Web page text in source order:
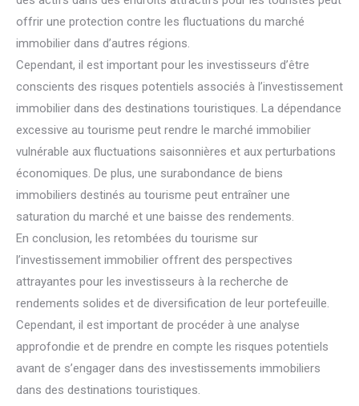
offrir une protection contre les fluctuations du marché
immobilier dans d’autres régions.
Cependant, il est important pour les investisseurs d’être
conscients des risques potentiels associés à l’investissement
immobilier dans des destinations touristiques. La dépendance
excessive au tourisme peut rendre le marché immobilier
vulnérable aux fluctuations saisonnières et aux perturbations
économiques. De plus, une surabondance de biens
immobiliers destinés au tourisme peut entraîner une
saturation du marché et une baisse des rendements.
En conclusion, les retombées du tourisme sur
l’investissement immobilier offrent des perspectives
attrayantes pour les investisseurs à la recherche de
rendements solides et de diversification de leur portefeuille.
Cependant, il est important de procéder à une analyse
approfondie et de prendre en compte les risques potentiels
avant de s’engager dans des investissements immobiliers
dans des destinations touristiques.